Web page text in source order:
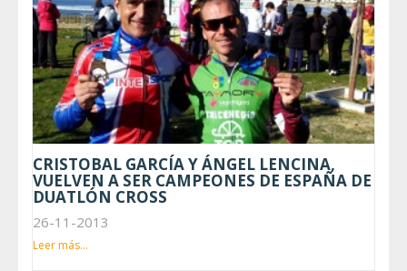
CRISTOBAL GARCÍA Y ÁNGEL LENCINA,
VUELVEN A SER CAMPEONES DE ESPAÑA DE
DUATLÓN CROSS
26-11-2013
Leer más...